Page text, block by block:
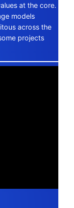
at the core.
models
across the
projects